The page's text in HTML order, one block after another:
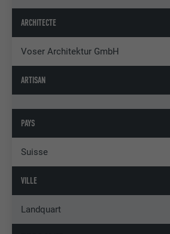
ARCHITECTE
Voser Architektur GmbH
ARTISAN
PAYS
Suisse
VILLE
Landquart